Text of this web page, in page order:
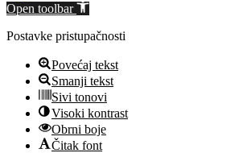
Open toolbar
Postavke pristupačnosti
Povećaj tekst
Smanji tekst
Sivi tonovi
Visoki kontrast
Obrni boje
Čitak font